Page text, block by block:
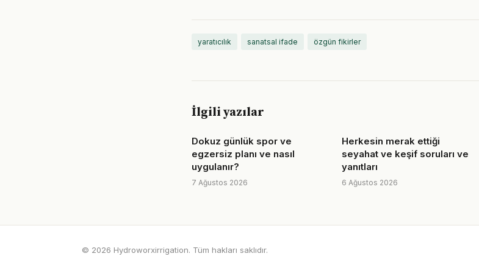
yaratıcılık sanatsal ifade özgün fikirler
İlgili yazılar
Dokuz günlük spor ve
egzersiz planı ve nasıl
uygulanır?
7 Ağustos 2026
Herkesin merak ettiği
seyahat ve keşif soruları ve
yanıtları
6 Ağustos 2026
© 2026 Hydroworxirrigation. Tüm hakları saklıdır.